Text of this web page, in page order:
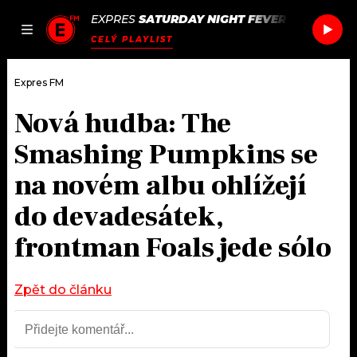
JAK
SEZNAM.CZ
EXPRES SATURDAY NIGHT FEVER
CELÝ PLAYLIST
DOMŮ
AKTUÁLNĚ
HUDBA
ROZHOVORY
#NEBUDUDOMA
PODCASTY
JAK NALADIT
RÁDIO
APLIKACE
SOUTĚŽE
Expres FM
Nová hudba: The
Smashing Pumpkins se
na novém albu ohlížejí
do devadesátek,
frontman Foals jede sólo
Zpět do článku